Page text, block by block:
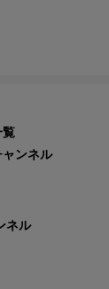
覧
ャンネル
ネル